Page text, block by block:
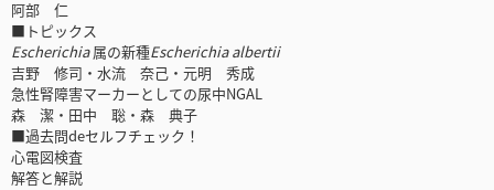
阿部 仁
■トピックス
Escherichia属の新種Escherichia albertii
吉野 修司・水流 奈己・元明 秀成
急性腎障害マーカーとしての尿中NGAL
森 潔・田中 聡・森 典子
■過去問deセルフチェック！
心電図検査
解答と解説